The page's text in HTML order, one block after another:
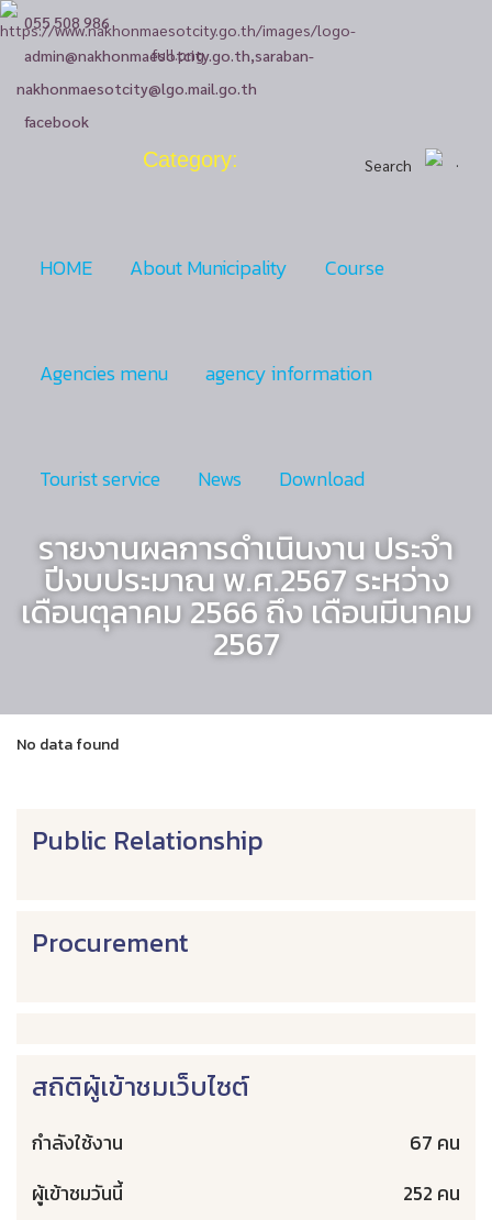
055 508 986
admin@nakhonmaesotcity.go.th,saraban-
nakhonmaesotcity@lgo.mail.go.th
facebook
Search
HOME About Municipality Course
Agencies menu agency information
Tourist service News Download
Category:
รายงานผลการดำเนินงาน ประจำ
ปีงบประมาณ พ.ศ.2567 ระหว่าง
เดือนตุลาคม 2566 ถึง เดือนมีนาคม
2567
No data found
Public Relationship
Procurement
สถิติผู้เข้าชมเว็บไซต์
กำลังใช้งาน
67 คน
ผู้เข้าชมวันนี้
252 คน